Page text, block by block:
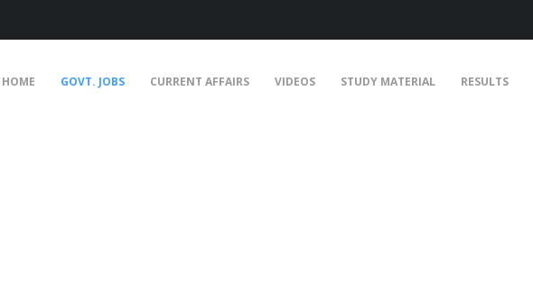
HOME GOVT. JOBS CURRENT AFFAIRS VIDEOS STUDY MATERIAL RESULTS